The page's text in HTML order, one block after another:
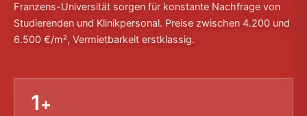
Franzens-Universität sorgen für konstante Nachfrage von
Studierenden und Klinikpersonal. Preise zwischen 4.200 und
6.500 €/m², Vermietbarkeit erstklassig.
1+